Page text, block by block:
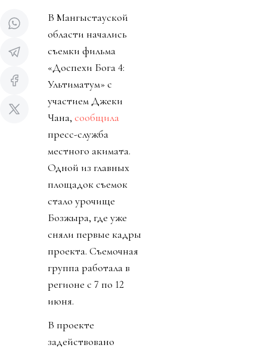
В Мангыстауской
области начались
съемки фильма
«Доспехи Бога 4:
Ультиматум» с
участием Джеки
Чана, сообщила
пресс-служба
местного акимата.
Одной из главных
площадок съемок
стало урочище
Бозжыра, где уже
сняли первые кадры
проекта. Съемочная
группа работала в
регионе с 7 по 12
июня.
В проекте
задействовано